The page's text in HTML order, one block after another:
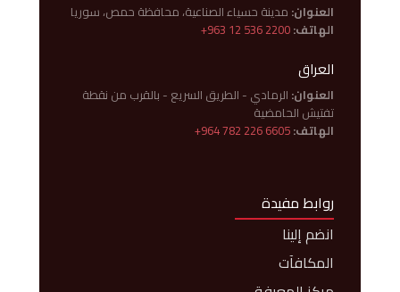
العنوان: مدينة حسياء الصناعية، محافظة حمص، سوريا
الهاتف:+963 12 536 2200
العراق
العنوان: الرمادي - الطريق السريع - بالقرب من نقطة
تفتيش الحامضية
الهاتف:+964 782 226 6605
روابط مفيدة
انضم إلينا
المكافآت